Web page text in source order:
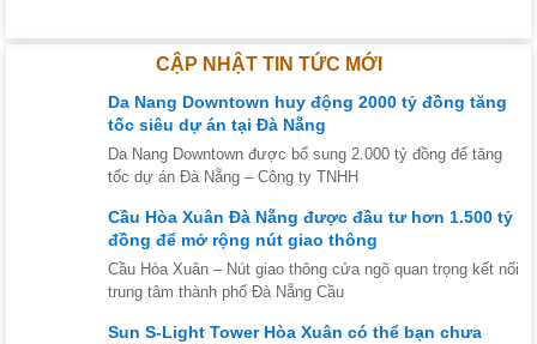
CẬP NHẬT TIN TỨC MỚI
Da Nang Downtown huy động 2000 tỷ đồng tăng
tốc siêu dự án tại Đà Nẵng
Da Nang Downtown được bổ sung 2.000 tỷ đồng để tăng
tốc dự án Đà Nẵng – Công ty TNHH
Cầu Hòa Xuân Đà Nẵng được đầu tư hơn 1.500 tỷ
đồng để mở rộng nút giao thông
Cầu Hòa Xuân – Nút giao thông cửa ngõ quan trọng kết nối
trung tâm thành phố Đà Nẵng Cầu
Sun S-Light Tower Hòa Xuân có thể bạn chưa